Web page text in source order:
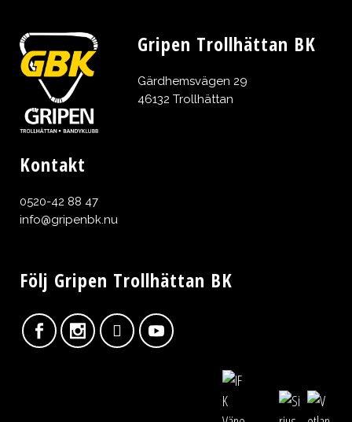
Gripen Trollhättan BK
Gärdhemsvägen 29
46132 Trollhättan
Kontakt
0520-42 88 47
info@gripenbk.nu
Följ Gripen Trollhättan BK